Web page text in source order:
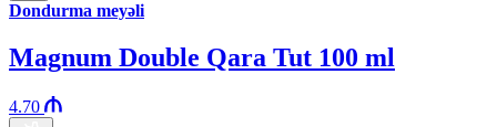
Dondurma meyəli
Magnum Double Qara Tut 100 ml
4.70